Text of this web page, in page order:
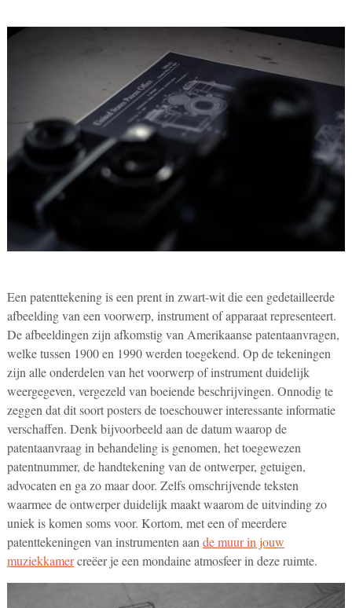
Een patenttekening is een prent in zwart-wit die een gedetailleerde
afbeelding van een voorwerp, instrument of apparaat representeert.
De afbeeldingen zijn afkomstig van Amerikaanse patentaanvragen,
welke tussen 1900 en 1990 werden toegekend. Op de tekeningen
zijn alle onderdelen van het voorwerp of instrument duidelijk
weergegeven, vergezeld van boeiende beschrijvingen. Onnodig te
zeggen dat dit soort posters de toeschouwer interessante informatie
verschaffen. Denk bijvoorbeeld aan de datum waarop de
patentaanvraag in behandeling is genomen, het toegewezen
patentnummer, de handtekening van de ontwerper, getuigen,
advocaten en ga zo maar door. Zelfs omschrijvende teksten
waarmee de ontwerper duidelijk maakt waarom de uitvinding zo
uniek is komen soms voor. Kortom, met een of meerdere
patenttekeningen van instrumenten aande muur in jouw
muziekkamercreëer je een mondaine atmosfeer in deze ruimte.